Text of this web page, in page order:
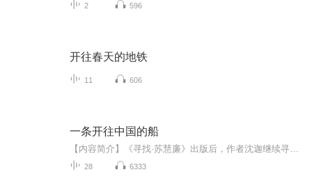
2 596
开往春天的地铁
11 606
一条开往中国的船
28 6333